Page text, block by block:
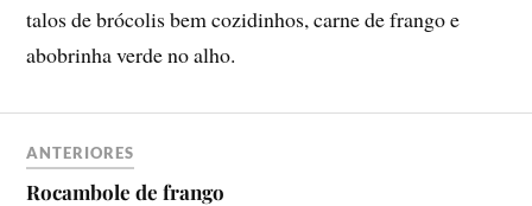
talos de brócolis bem cozidinhos, carne de frango e
abobrinha verde no alho.
ANTERIORES
Rocambole de frango